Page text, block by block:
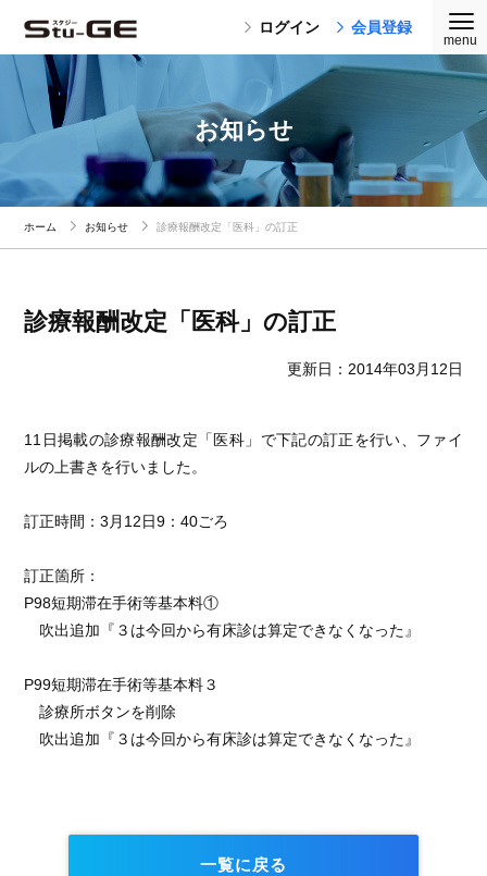
ログイン 会員登録
お知らせ
ホーム お知らせ 診療報酬改定「医科」の訂正
診療報酬改定「医科」の訂正
更新日：2014年03月12日
11日掲載の診療報酬改定「医科」で下記の訂正を行い、ファイ
ルの上書きを行いました。
訂正時間：3月12日9：40ごろ
訂正箇所：
P98短期滞在手術等基本料①
吹出追加『３は今回から有床診は算定できなくなった』
P99短期滞在手術等基本料３
診療所ボタンを削除
吹出追加『３は今回から有床診は算定できなくなった』
一覧に戻る